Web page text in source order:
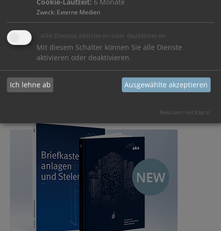
Produktvideos
Erleben Sie die wichtigsten Features über unsere Produkte.
Cookie-Laufzeit: 6 Monate
Zweck: Externe Medien
Alle Dienste aktivieren oder deaktivieren
Mit diesem Schalter können Sie alle Dienste
aktivieren oder deaktivieren.
Ich lehne ab Ausgewählte akzeptieren
Realisiert mit Klaro!